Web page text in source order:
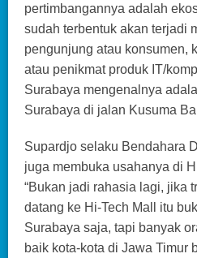
pertimbangannya adalah
sudah terbentuk akan terjadi
pengunjung atau konsumen,
atau penikmat produk IT/
Surabaya mengenalnya
Surabaya di jalan Kusuma
Supardjo selaku Bendahara
juga membuka usahanya di
“Bukan jadi rahasia lagi, jika
datang ke Hi-Tech Mall itu
Surabaya saja, tapi banyak
baik kota-kota di Jawa Timur